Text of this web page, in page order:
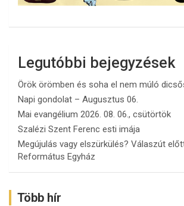
Legutóbbi bejegyzések
Örök örömben és soha el nem múló
Napi gondolat – Augusztus 06.
Mai evangélium 2026. 08. 06., csütörtök
Szalézi Szent Ferenc esti imája
Megújulás vagy elszürkülés? Válaszút
Református Egyház
Több hír